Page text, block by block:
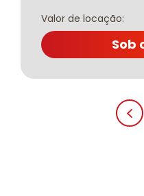
Valor de locação:
Sob